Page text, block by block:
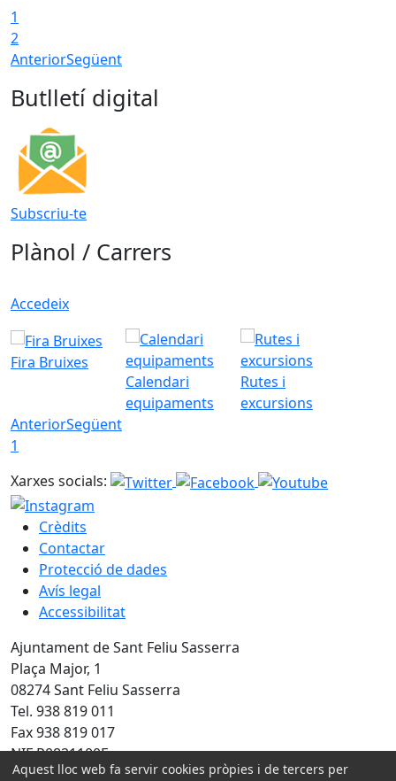
1
2
AnteriorSegüent
Butlletí digital
Subscriu-te
Plànol / Carrers
Accedeix
Fira Bruixes
Calendari
equipaments
Rutes i
excursions
AnteriorSegüent
1
Xarxes socials:
Crèdits
Contactar
Protecció de dades
Avís legal
Accessibilitat
Ajuntament de Sant Feliu Sasserra
Plaça Major, 1
08274 Sant Feliu Sasserra
Tel. 938 819 011
Fax 938 819 017
NIF P0821100E
Aquest lloc web fa servir cookies pròpies i de tercers per